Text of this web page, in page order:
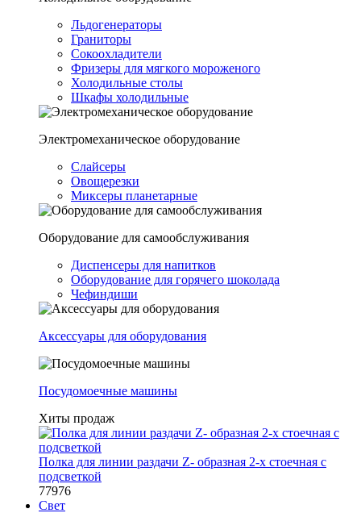
Льдогенераторы
Граниторы
Сокоохладители
Фризеры для мягкого мороженого
Холодильные столы
Шкафы холодильные
Электромеханическое оборудование
Слайсеры
Овощерезки
Миксеры планетарные
Оборудование для самообслуживания
Диспенсеры для напитков
Оборудование для горячего шоколада
Чефиндиши
Аксессуары для оборудования
Посудомоечные машины
Хиты продаж
Полка для линии раздачи Z- образная 2-х стоечная с
подсветкой
77976
Свет